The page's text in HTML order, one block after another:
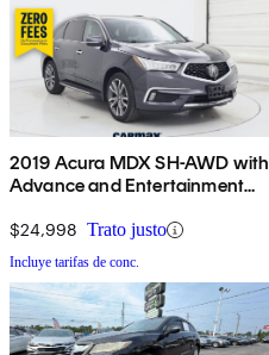
2019 Acura MDX SH-AWD with
Advance and Entertainment
$24,998 Trato justo
Incluye tarifas de conc.